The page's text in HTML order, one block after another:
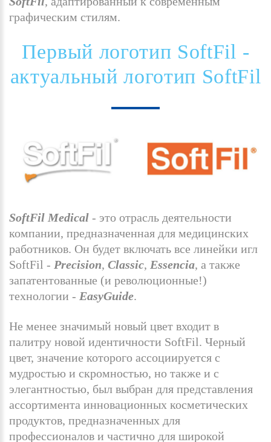
графическим стилям.
Первый логотип SoftFil -
актуальный логотип SoftFil
SoftFil Medical - это отрасль деятельности
компании, предназначенная для медицинских
работников. Он будет включать все линейки игл
SoftFil - Precision, Classic, Essencia, а также
запатентованные (и революционные!)
технологии - EasyGuide.
Не менее значимый новый цвет входит в
палитру новой идентичности SoftFil. Черный
цвет, значение которого ассоциируется с
мудростью и скромностью, но также и с
элегантностью, был выбран для представления
ассортимента инновационных косметических
продуктов, предназначенных для
профессионалов и частично для широкой